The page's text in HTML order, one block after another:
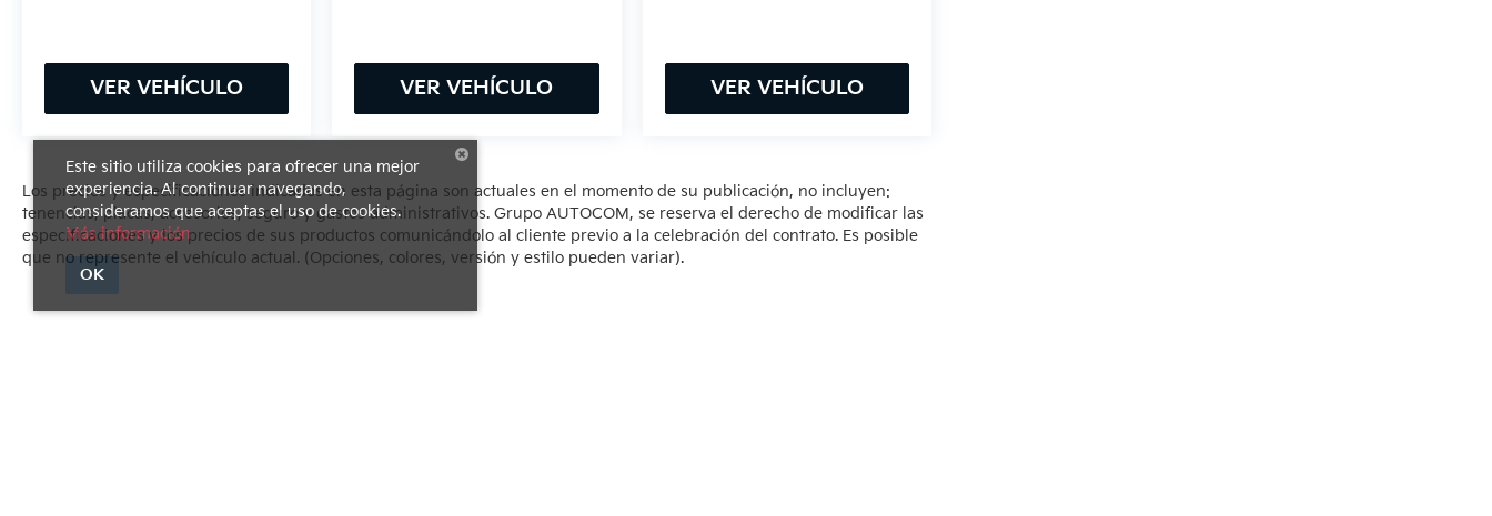
VER VEHÍCULO VER VEHÍCULO VER VEHÍCULO
Los precios y especificaciones indicados en esta página son actuales en el momento de su publicación, no incluyen:
tenencias, placas, accesorios, seguro y gastos administrativos. Grupo AUTOCOM, se reserva el derecho de modificar las
especificaciones y los precios de sus productos comunicándolo al cliente previo a la celebración del contrato. Es posible
que no represente el vehículo actual. (Opciones, colores, versión y estilo pueden variar).
Este sitio utiliza cookies para ofrecer una mejor
experiencia. Al continuar navegando,
consideramos que aceptas el uso de cookies.
Más información
OK